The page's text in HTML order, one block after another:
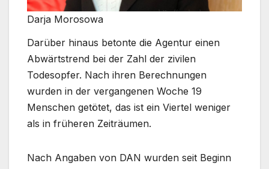
Darja Morosowa
Darüber hinaus betonte die Agentur einen
Abwärtstrend bei der Zahl der zivilen
Todesopfer. Nach ihren Berechnungen
wurden in der vergangenen Woche 19
Menschen getötet, das ist ein Viertel weniger
als in früheren Zeiträumen.
Nach Angaben von DAN wurden seit Beginn